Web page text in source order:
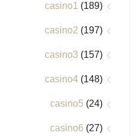
casino1 (189)
casino2 (197)
casino3 (157)
casino4 (148)
casino5 (24)
casino6 (27)